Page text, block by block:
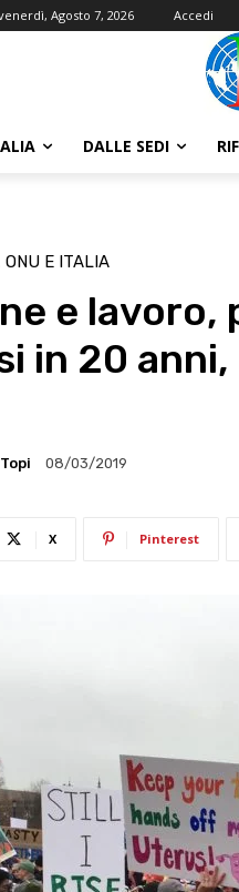
Agosto 7, 2026 Accedi
DALLE SEDI
ONU E ITALIA
e lavoro,
in 20 anni,
08/03/2019
X Pinterest